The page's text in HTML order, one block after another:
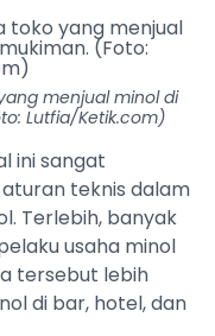
menjual minol di
Lutfia/Ketik.com)
ini sangat
teknis dalam
Terlebih, banyak
usaha minol
tersebut lebih
di bar, hotel, dan